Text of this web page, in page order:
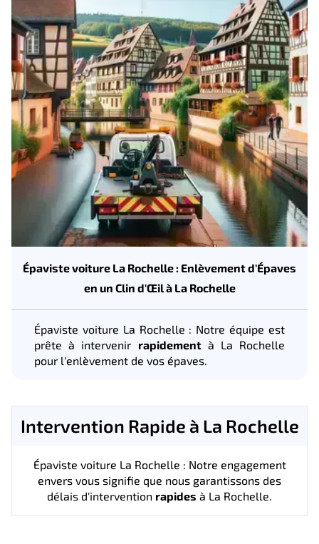
Épaviste voiture La Rochelle : Enlèvement d'Épaves
en un Clin d'Œil à La Rochelle
Épaviste voiture La Rochelle : Notre équipe est
prête à intervenir rapidementà La Rochelle
pour l'enlèvement de vos épaves.
Intervention Rapide à La Rochelle
Épaviste voiture La Rochelle : Notre engagement
envers vous signifie que nous garantissons des
délais d'intervention rapides à La Rochelle.